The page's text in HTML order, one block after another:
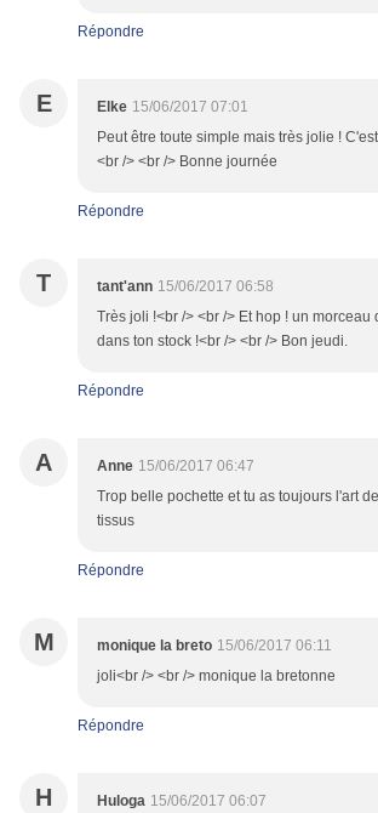
Répondre
E Elke 15/06/2017 07:01
Peut être toute simple mais très jolie !
<br /> <br /> Bonne journée
Répondre
T tant'ann 15/06/2017 06:58
Très joli !<br /> <br /> Et hop ! un morceau
dans ton stock !<br /> <br /> Bon jeudi.
Répondre
A Anne 15/06/2017 06:47
Trop belle pochette et tu as toujours l'art
tissus
Répondre
M monique la breto 15/06/2017 06:11
joli<br /> <br /> monique la bretonne
Répondre
H Huloga 15/06/2017 06:07